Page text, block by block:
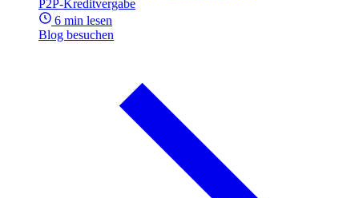
P2P-Kreditvergabe
6 min lesen
Blog besuchen